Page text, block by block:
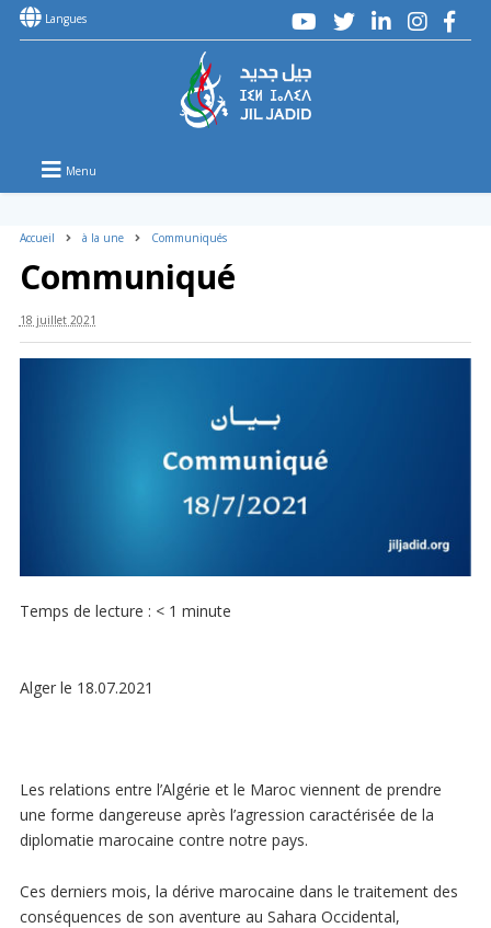
Langues
Menu
Accueil à la une Communiqués
Communiqué
18 juillet 2021
Temps de lecture : < 1 minute
Alger le 18.07.2021
Les relations entre l’Algérie et le Maroc viennent de prendre
une forme dangereuse après l’agression caractérisée de la
diplomatie marocaine contre notre pays.
Ces derniers mois, la dérive marocaine dans le traitement des
conséquences de son aventure au Sahara Occidental,